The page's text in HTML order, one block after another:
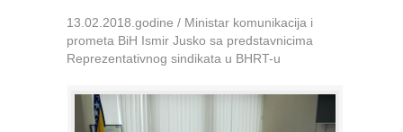
13.02.2018.godine / Ministar komunikacija i
prometa BiH Ismir Jusko sa predstavnicima
Reprezentativnog sindikata u BHRT-u